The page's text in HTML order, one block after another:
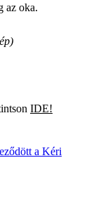
az oka.
IDE!
a Kéri